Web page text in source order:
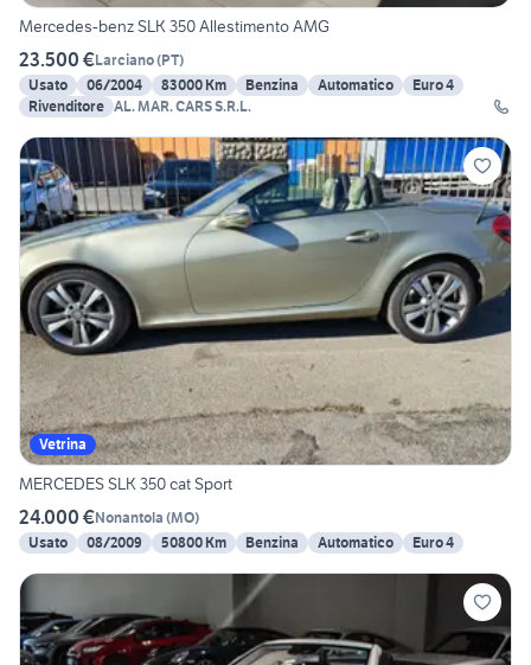
Mercedes-benz SLK 350 Allestimento AMG
23.500 €Larciano(PT)
Usato
06/2004 83000 Km Benzina Automatico
Euro 4
Rivenditore AL. MAR. CARS S.R.L.
Vetrina
MERCEDES SLK 350 cat Sport
24.000 €Nonantola (MO)
Usato
08/2009 50800 Km Benzina Automatico Euro 4